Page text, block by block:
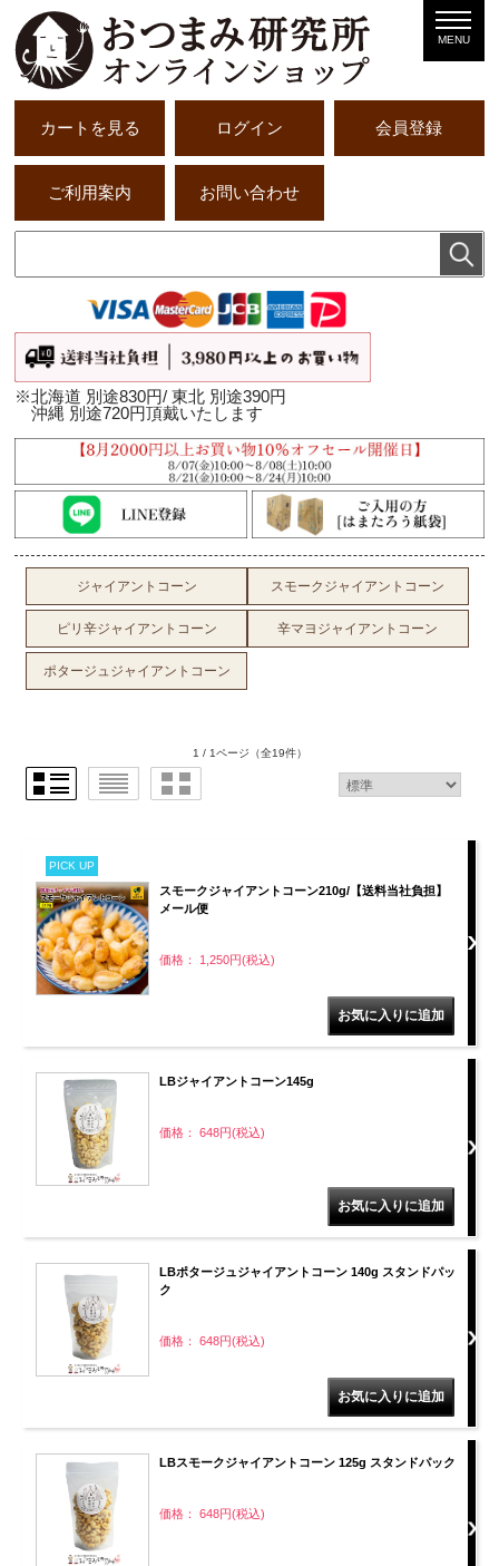
MENU
カートを見る ログイン 会員登録
ご利用案内 お問い合わせ
※北海道 別途830円/ 東北 別途390円
沖縄 別途720円頂戴いたします
ジャイアントコーン スモークジャイアントコーン
ピリ辛ジャイアントコーン 辛マヨジャイアントコーン
ポタージュジャイアントコーン
1 / 1ページ （全19件）
PICK UP
スモークジャイアントコーン210g/【送料当社負担】
メール便
価格： 1,250円(税込)
LBジャイアントコーン145g
価格： 648円(税込)
LBポタージュジャイアントコーン 140g スタンドパッ
ク
価格： 648円(税込)
LBスモークジャイアントコーン 125g スタンドパック
価格： 648円(税込)